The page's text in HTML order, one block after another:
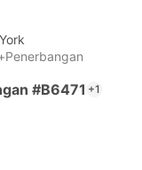
#B6471 +1